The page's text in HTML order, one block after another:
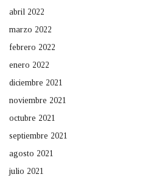
abril 2022
marzo 2022
febrero 2022
enero 2022
diciembre 2021
noviembre 2021
octubre 2021
septiembre 2021
agosto 2021
julio 2021